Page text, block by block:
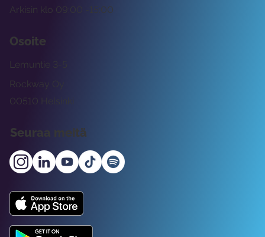
Arkisin klo 09:00 -15:00
Osoite
Rockway Oy
Lemuntie 3-5
00510 Helsinki
Seuraa meitä